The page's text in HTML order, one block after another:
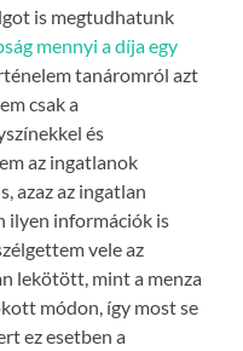
is megtudhatunk
mennyi a díja egy
tanáromról azt
csak a
és
az ingatlanok
azaz az ingatlan
ilyen információk is
vele az
lekötött, mint a menza
módon, így most se
ez esetben a